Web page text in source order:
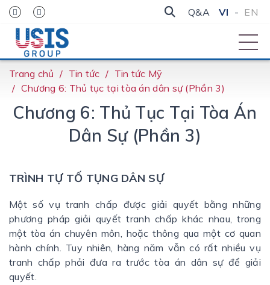
Q&A VI - EN
Trang chủ Tin tức
Tin tức Mỹ
Chương 6: Thủ tục tại tòa án dân sự (Phần 3)
Chương 6: Thủ Tục Tại Tòa Án
Dân Sự (Phần 3)
TRÌNH TỰ TỐ TỤNG DÂN SỰ
Một số vụ tranh chấp được giải quyết bằng những
phương pháp giải quyết tranh chấp khác nhau, trong
một tòa án chuyên môn, hoặc thông qua một cơ quan
hành chính. Tuy nhiên, hàng năm vẫn có rất nhiều vụ
tranh chấp phải đưa ra trước tòa án dân sự để giải
quyết.